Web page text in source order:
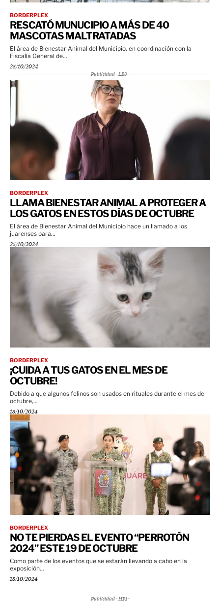
BORDERPLEX
RESCATÓ MUNUCIPIO A MÁS DE 40
MASCOTAS MALTRATADAS
El área de Bienestar Animal del Municipio, en coordinación con la
Fiscalía General de...
25/10/2024
Publicidad - LB3 -
BORDERPLEX
LLAMA BIENESTAR ANIMAL A PROTEGER A
LOS GATOS EN ESTOS DÍAS DE OCTUBRE
El área de Bienestar Animal del Municipio hace un llamado a los
juarenses para...
25/10/2024
BORDERPLEX
¡CUIDA A TUS GATOS EN EL MES DE
OCTUBRE!
Debido a que algunos felinos son usados en rituales durante el mes de
octubre,...
15/10/2024
BORDERPLEX
NO TE PIERDAS EL EVENTO “PERROTÓN
2024” ESTE 19 DE OCTUBRE
Como parte de los eventos que se estarán llevando a cabo en la
exposición...
15/10/2024
Publicidad - HP1 -